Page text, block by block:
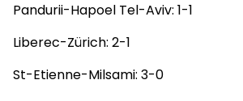
Pandurii-Hapoel Tel-Aviv: 1-1
Liberec-Zürich: 2-1
St-Etienne-Milsami: 3-0